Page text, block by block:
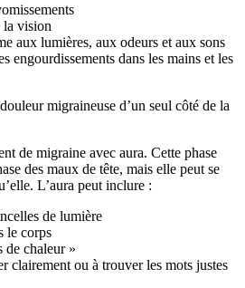
la vision
aux lumières, aux odeurs et aux sons
engourdissements dans les mains et les
migraineuse d’un seul côté de la
de migraine avec aura. Cette phase
des maux de tête, mais elle peut se
L’aura peut inclure :
de lumière
le corps
de chaleur »
clairement ou à trouver les mots justes